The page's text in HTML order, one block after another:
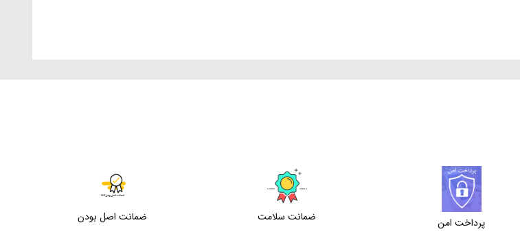
پرداخت امن
ضمانت سلامت ضمانت اصل بودن